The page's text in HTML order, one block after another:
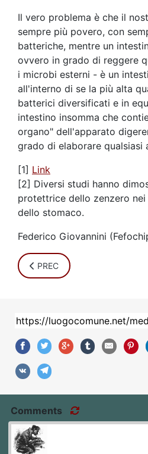
Il vero problema è che il
sempre più povero, con
batteriche, mentre un
ovvero in grado di reggere
i microbi esterni - è un
all'interno di se la più alta
batterici diversificati e in
intestino insomma che
organo" dell'apparato
grado di elaborare qualsiasi
[1] Link
[2] Diversi studi hanno
protettrice dello zenzero
dello stomaco.
Federico Giovannini
ARTICOLO PRECEDENTE:
PREC
Comments